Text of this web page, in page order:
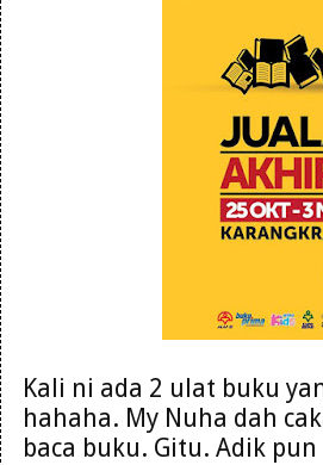
Kali ni ada 2 ulat buku
hahaha. My Nuha dah
baca buku. Gitu. Adik